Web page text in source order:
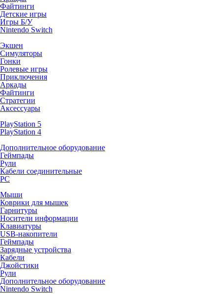
Файтинги
Детские игры
Игры Б/У
Nintendo Switch
Экшен
Симуляторы
Гонки
Ролевые игры
Приключения
Аркады
Файтинги
Стратегии
Аксессуары
PlayStation 5
PlayStation 4
Дополнительное оборудование
Геймпады
Рули
Кабели соединительные
PC
Мыши
Коврики для мышек
Гарнитуры
Носители информации
Клавиатуры
USB-накопители
Геймпады
Зарядные устройства
Кабели
Джойстики
Рули
Дополнительное оборудование
Nintendo Switch